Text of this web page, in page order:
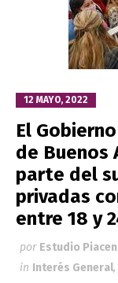
12 MAYO, 2022
El
de Buenos
parte del
privadas
entre 18 y
por Estudio
in Interés General,